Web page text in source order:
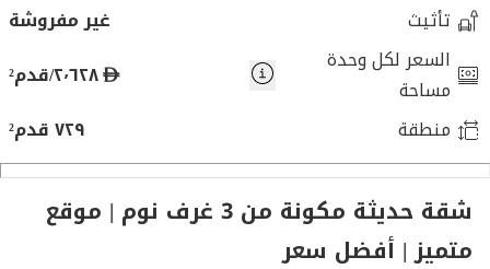
تأثيث
غير مفروشة
السعر لكل وحدة
مساحة
د
م
٢٬٦٢٨/قدم²
منطقة
٧٢٩ قدم²
شقة حديثة مكونة من 3 غرف نوم | موقع
متميز | أفضل سعر